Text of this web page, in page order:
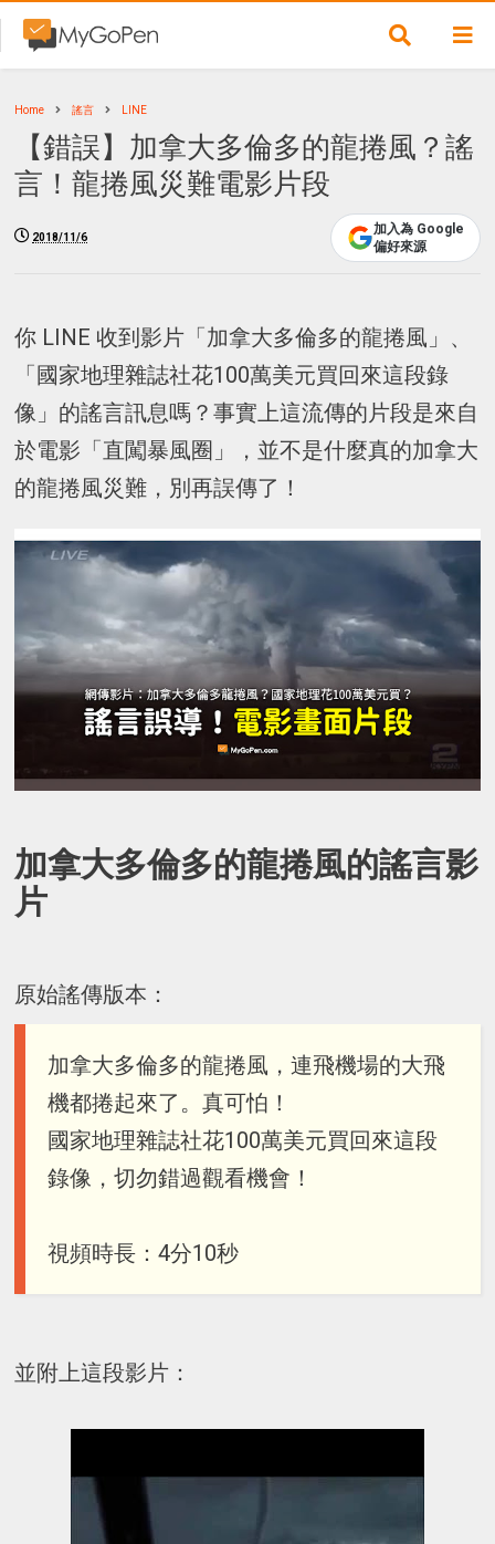
Home 謠言 LINE
【錯誤】加拿大多倫多的龍捲風？謠
言！龍捲風災難電影片段
2018/11/6
加入為 Google
偏好來源
你 LINE 收到影片「加拿大多倫多的龍捲風」、
「國家地理雜誌社花100萬美元買回來這段錄
像」的謠言訊息嗎？事實上這流傳的片段是來自
於電影「直闖暴風圈」，並不是什麼真的加拿大
的龍捲風災難，別再誤傳了！
加拿大多倫多的龍捲風的謠言影
片
原始謠傳版本：
加拿大多倫多的龍捲風，連飛機場的大飛
機都捲起來了。真可怕！
國家地理雜誌社花100萬美元買回來這段
錄像，切勿錯過觀看機會！
視頻時長：4分10秒
並附上這段影片：